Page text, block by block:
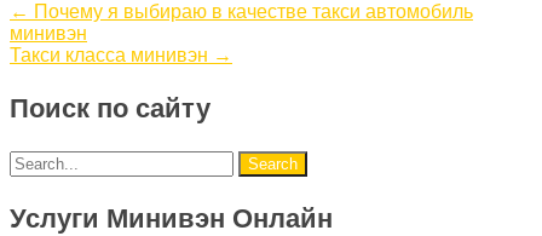
← Почему я выбираю в качестве такси автомобиль
минивэн
Такси класса минивэн →
Поиск по сайту
Услуги Минивэн Онлайн